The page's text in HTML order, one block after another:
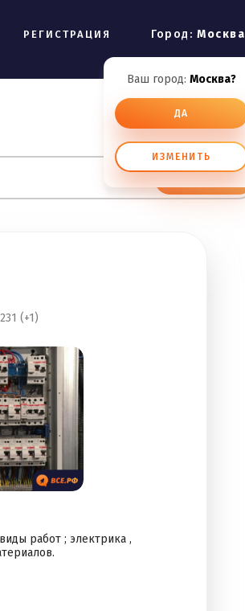
РЕГИСТРАЦИЯ Город:Москва
Ваш город: Москва?
ДА
ИЗМЕНИТЬ
(+1)
работ ; электрика ,